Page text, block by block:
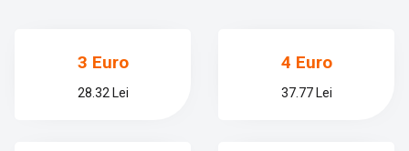
3 Euro
28.32 Lei
4 Euro
37.77 Lei